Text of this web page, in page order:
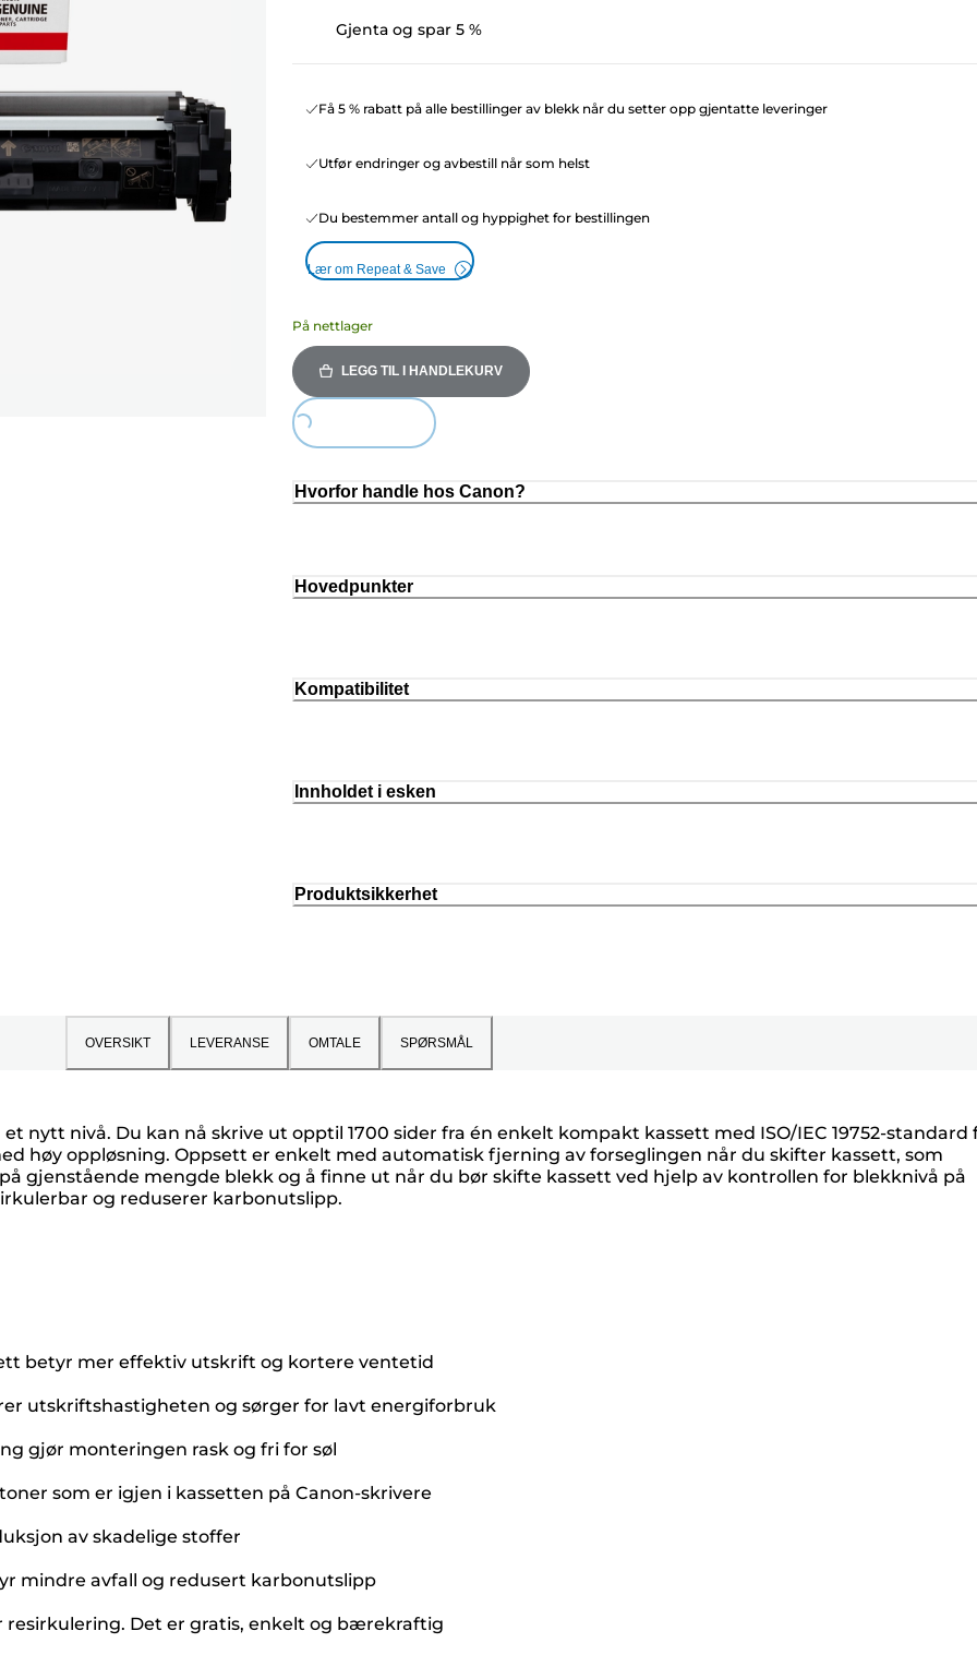
Gjenta og spar 5 %
Få 5 % rabatt på alle bestillinger av blekk når du setter opp gjentatte leveringer
Utfør endringer og avbestill når som helst
Du bestemmer antall og hyppighet for bestillingen
Lær om Repeat & Save
På nettlager
LEGG TIL I HANDLEKURV
Loading...
Hvorfor handle hos Canon?
Hovedpunkter
Kompatibilitet
Innholdet i esken
Produktsikkerhet
OVERSIKT LEVERANSE OMTALE SPØRSMÅL
nytt nivå. Du kan nå skrive ut opptil 1700 sider fra én enkelt kompakt kassett med ISO/IEC 19752-standard
høy oppløsning. Oppsett er enkelt med automatisk fjerning av forseglingen når du skifter kassett, som
gjenstående mengde blekk og å finne ut når du bør skifte kassett ved hjelp av kontrollen for blekknivå på
og reduserer karbonutslipp.
betyr mer effektiv utskrift og kortere ventetid
utskriftshastigheten og sørger for lavt energiforbruk
gjør monteringen rask og fri for søl
som er igjen i kassetten på Canon-skrivere
av skadelige stoffer
mindre avfall og redusert karbonutslipp
Det er gratis, enkelt og bærekraftig